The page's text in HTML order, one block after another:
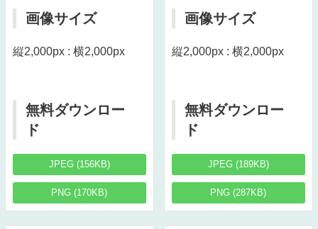
画像サイズ
縦2,000px : 横2,000px
無料ダウンロー
ド
JPEG (156KB)
PNG (170KB)
画像サイズ
縦2,000px : 横2,000px
無料ダウンロー
ド
JPEG (189KB)
PNG (287KB)